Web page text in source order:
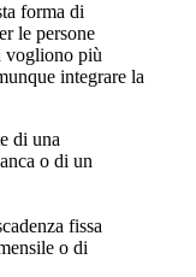
forma di
le persone
vogliono più
integrare la
di una
o di un
fissa
o di